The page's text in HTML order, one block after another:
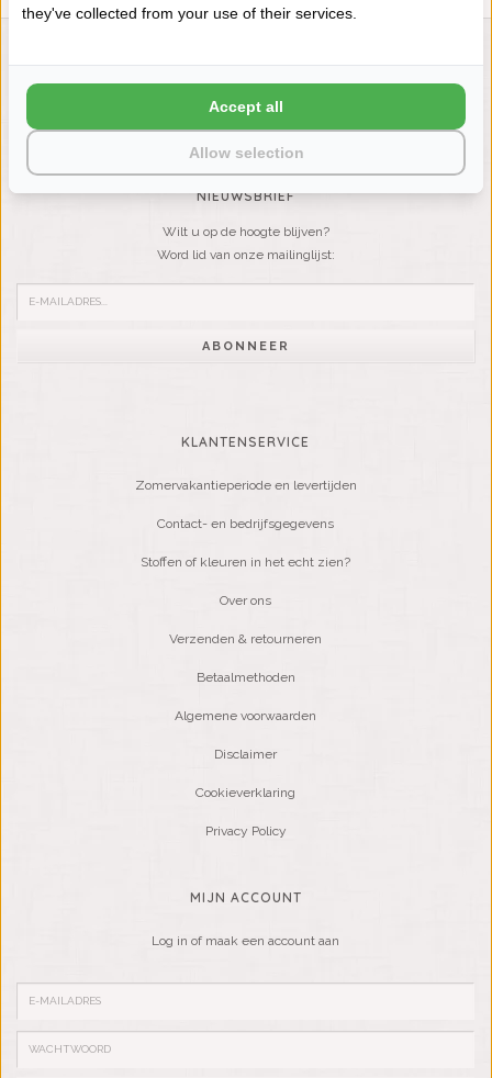
LIENSLINNENWINKEL.NL
VRAGEN? BEL DAN
+31 (0) 575 511817
NIEUWSBRIEF
Wilt u op de hoogte blijven?
Word lid van onze mailinglijst:
ABONNEER
KLANTENSERVICE
Zomervakantieperiode en levertijden
Contact- en bedrijfsgegevens
Stoffen of kleuren in het echt zien?
Over ons
Verzenden & retourneren
Betaalmethoden
Algemene voorwaarden
Disclaimer
Cookieverklaring
Privacy Policy
MIJN ACCOUNT
Log in of maak een account aan
they've collected from your use of their services.
Allow selection
Accept all